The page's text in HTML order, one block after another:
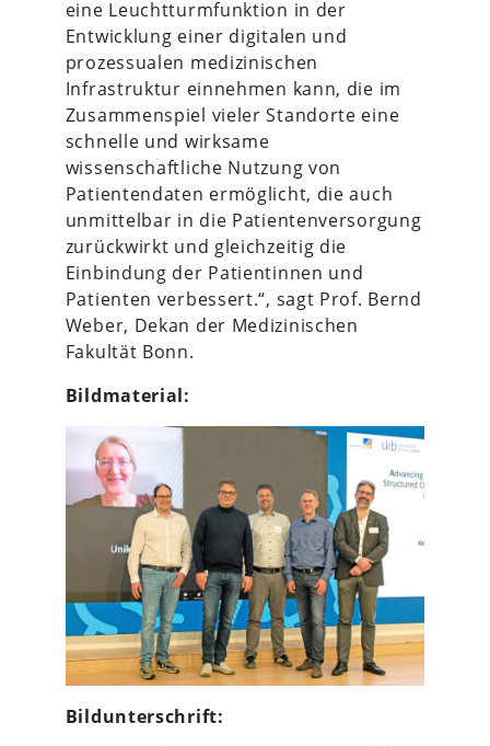
eine Leuchtturmfunktion in der
Entwicklung einer digitalen und
prozessualen medizinischen
Infrastruktur einnehmen kann, die im
Zusammenspiel vieler Standorte eine
schnelle und wirksame
wissenschaftliche Nutzung von
Patientendaten ermöglicht, die auch
unmittelbar in die Patientenversorgung
zurückwirkt und gleichzeitig die
Einbindung der Patientinnen und
Patienten verbessert.“, sagt Prof. Bernd
Weber, Dekan der Medizinischen
Fakultät Bonn.
Bildmaterial:
Bildunterschrift: